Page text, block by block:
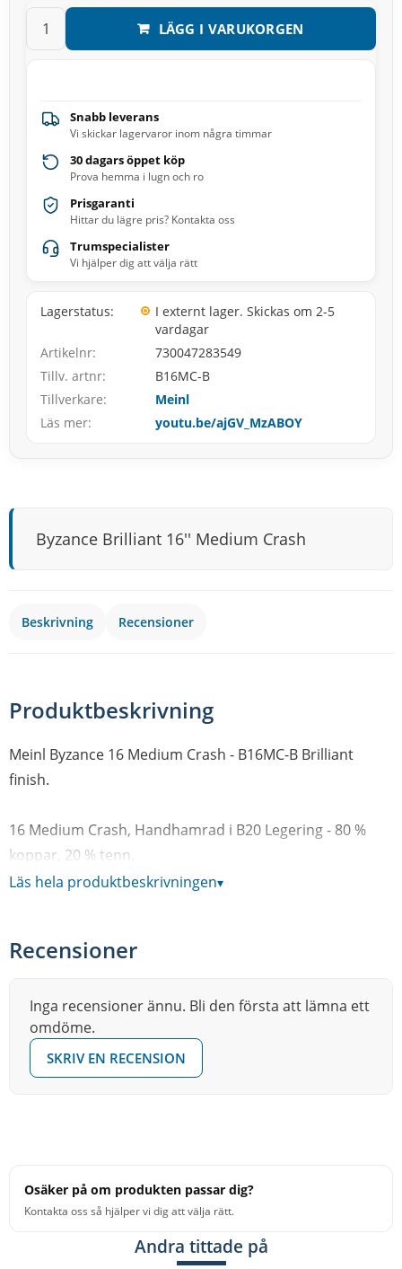
LÄGG I VARUKORGEN
Snabb leverans
Vi skickar lagervaror inom några timmar
30 dagars öppet köp
Prova hemma i lugn och ro
Prisgaranti
Hittar du lägre pris? Kontakta oss
Trumspecialister
Vi hjälper dig att välja rätt
Lagerstatus
I externt lager. Skickas om 2-5
vardagar
Artikelnr
730047283549
Tillv. artnr
B16MC-B
Tillverkare
Meinl
Läs mer
youtu.be/ajGV_MzABOY
Byzance Brilliant 16'' Medium Crash
Beskrivning Recensioner
Produktbeskrivning
Meinl Byzance 16 Medium Crash - B16MC-B Brilliant
finish.
16 Medium Crash, Handhamrad i B20 Legering - 80 %
koppar, 20 % tenn.
soundet. B16MC-B har rund attack med kontrollerad
med bra dynamik som gör att du kan kontrollera klang
och ljudstyrka med anslaget.
• Brilliant Finish med handsvarvad över och undersida.
och efterbehandlade i Meinls tyskland.
Läs hela produktbeskrivningen▾
Recensioner
Inga recensioner ännu. Bli den första att lämna ett
omdöme.
SKRIV EN RECENSION
Osäker på om produkten passar dig?
Kontakta oss så hjälper vi dig att välja rätt.
Andra tittade på